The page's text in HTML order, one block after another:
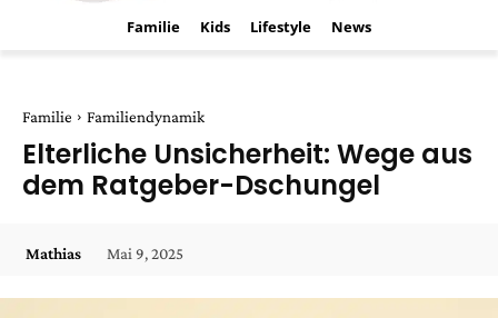
Familie Kids Lifestyle News
Familie Familiendynamik
Elterliche Unsicherheit: Wege aus
dem Ratgeber-Dschungel
Mathias Mai 9, 2025